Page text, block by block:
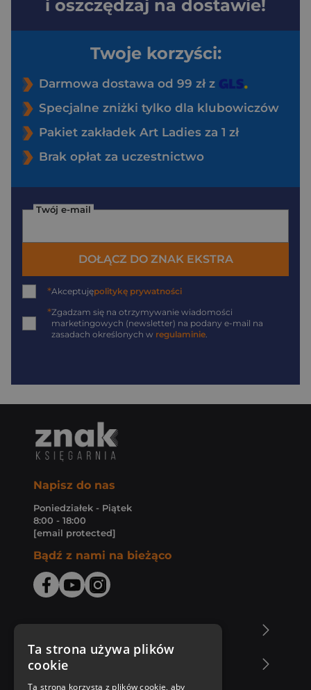
i oszczędzaj na dostawie!
Twoje korzyści:
Darmowa dostawa od 99 zł z
Specjalne zniżki tylko dla klubowiczów
Pakiet zakładek Art Ladies za 1 zł
Brak opłat za uczestnictwo
Twój e-mail
DOŁĄCZ DO ZNAK EKSTRA
*Akceptujępolitykę prywatności
*Zgadzam się na otrzymywanie wiadomości
marketingowych (newsletter) na podany e-mail na
zasadach określonych w regulaminie
Napisz do nas
Poniedziałek - Piątek
8:00 - 18:00
[email protected]
Bądź z nami na bieżąco
Zakupy u nas
Ta strona używa plików
cookie
Ta strona korzysta z plików cookie, aby